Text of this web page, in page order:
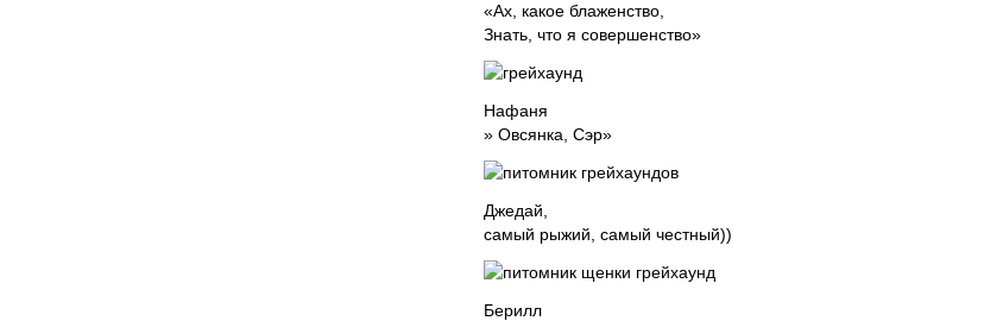
«Ах, какое блаженство,
Знать, что я совершенство»
Нафаня
» Овсянка, Сэр»
Джедай,
самый рыжий, самый честный))
Берилл